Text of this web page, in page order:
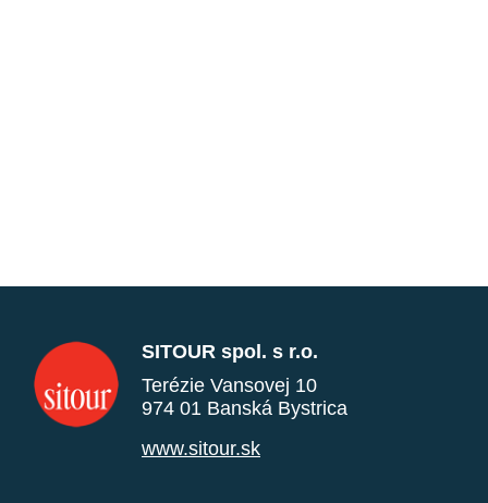
SITOUR spol. s r.o.
Terézie Vansovej 10
974 01 Banská Bystrica
www.sitour.sk